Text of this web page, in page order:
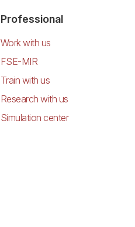
Professional
Work with us
FSE-MIR
Train with us
Research with us
Simulation center